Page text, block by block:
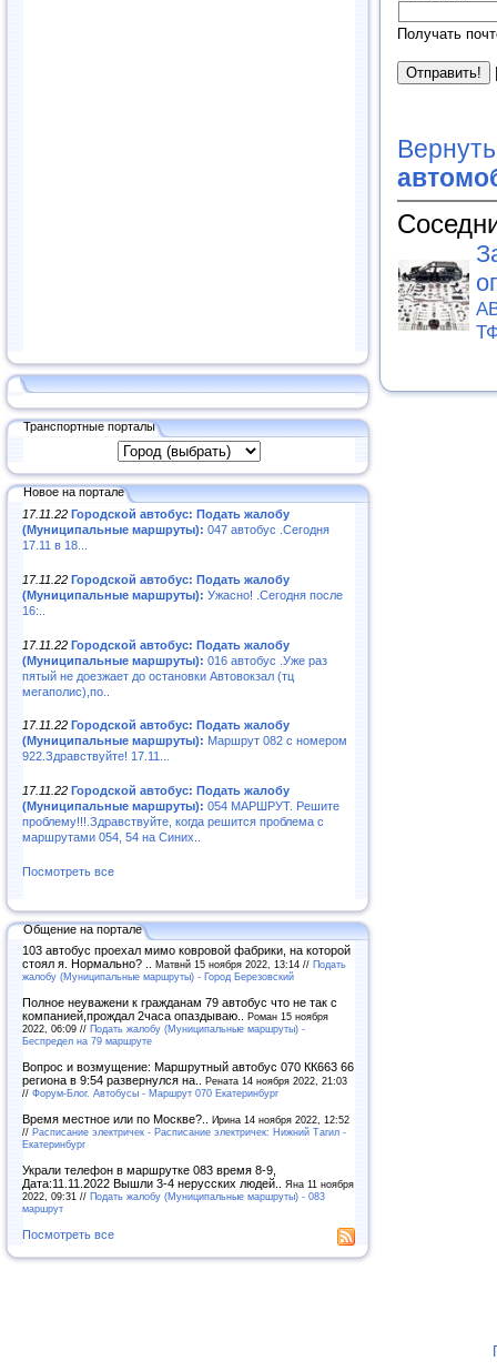
Транспортные порталы
Новое на портале
17.11.22 Городской автобус: Подать жалобу
(Муниципальные маршруты): 047 автобус .Сегодня
17.11 в 18...
17.11.22 Городской автобус: Подать жалобу
(Муниципальные маршруты): Ужасно! .Сегодня после
16:..
17.11.22 Городской автобус: Подать жалобу
(Муниципальные маршруты): 016 автобус .Уже раз
пятый не доезжает до остановки Автовокзал (тц
мегаполис),по..
17.11.22 Городской автобус: Подать жалобу
(Муниципальные маршруты): Маршрут 082 с номером
922.Здравствуйте! 17.11...
17.11.22 Городской автобус: Подать жалобу
(Муниципальные маршруты): 054 МАРШРУТ. Решите
проблему!!!.Здравствуйте, когда решится проблема с
маршрутами 054, 54 на Синих..
Посмотреть все
Общение на портале
103 автобус проехал мимо ковровой фабрики, на которой
стоял я. Нормально? .. Матвнй 15 ноября 2022, 13:14 // Подать
жалобу (Муниципальные маршруты) - Город Березовский
Полное неуважени к гражданам 79 автобус что не так с
компанией,прождал 2часа опаздываю.. Роман 15 ноября
2022, 06:09 // Подать жалобу (Муниципальные маршруты) -
Беспредел на 79 маршруте
Вопрос и возмущение: Маршрутный автобус 070 КК663 66
региона в 9:54 развернулся на.. Рената 14 ноября 2022, 21:03
// Форум-Блог. Автобусы - Маршрут 070 Екатеринбург
Время местное или по Москве?.. Ирина 14 ноября 2022, 12:52
// Расписание электричек - Расписание электричек: Нижний Тагил -
Екатеринбург
Украли телефон в маршрутке 083 время 8-9,
Дата:11.11.2022 Вышли 3-4 нерусских людей.. Яна 11 ноября
2022, 09:31 // Подать жалобу (Муниципальные маршруты) - 083
маршрут
Посмотреть все
Получать